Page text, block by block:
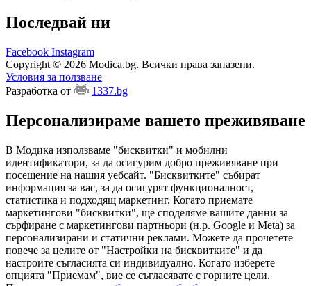
Последвай ни
Facebook Instagram
Copyright © 2026 Modica.bg. Всички права запазени.
Условия за ползване
Разработка от
1337.bg
Персонализираме вашето преживяване
В Модика използваме "бисквитки" и мобилни
идентификатори, за да осигурим добро преживяване при
посещение на нашия уебсайт. "Бисквитките" събират
информация за вас, за да осигурят функционалност,
статистика и подходящ маркетинг. Когато приемате
маркетингови "бисквитки", ще споделяме вашите данни за
сърфиране с маркетингови партньори (н.р. Google и Meta) за
персонализирани и статични реклами. Можете да прочетете
повече за целите от "Настройки на бисквитките" и да
настроите съгласията си индивидуално. Когато изберете
опцията "Приемам", вие се съгласявате с горните цели.